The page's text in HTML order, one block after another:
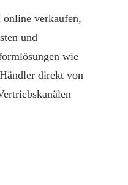
verkaufen,
und
wie
direkt von